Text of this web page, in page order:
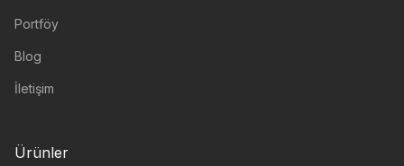
Portföy
Blog
İletişim
Ürünler